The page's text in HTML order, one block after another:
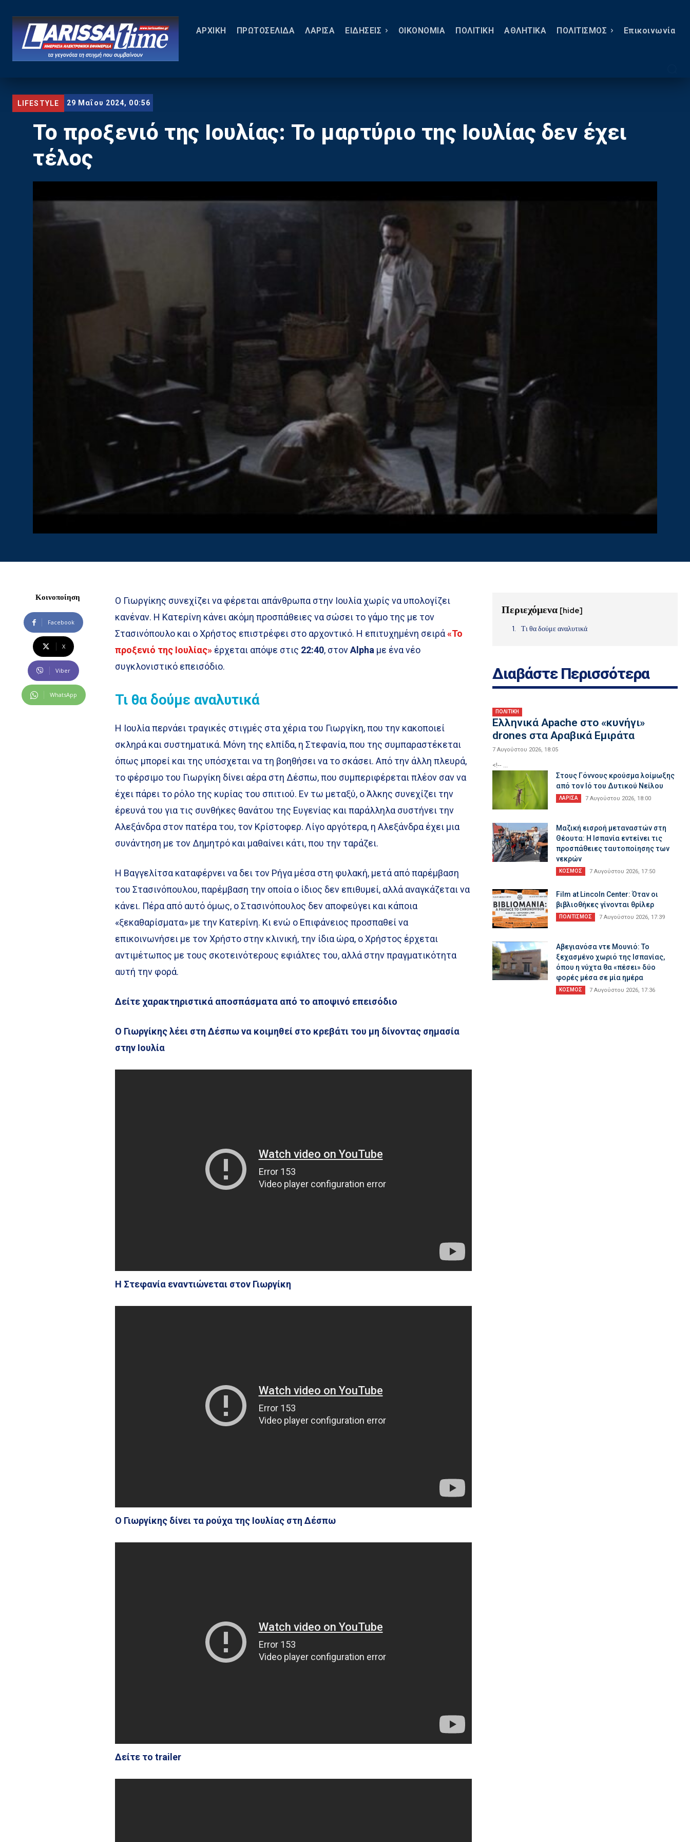
ΑΡΧΙΚΗ ΠΡΩΤΟΣΕΛΙΔΑ ΛΑΡΙΣΑ ΕΙΔΗΣΕΙΣ ΟΙΚΟΝΟΜΙΑ ΠΟΛΙΤΙΚΗ ΑΘΛΗΤΙΚΑ ΠΟΛΙΤΙΣΜΟΣ Eπικοινωνία
LIFESTYLE 29 Μαΐου 2024, 00:56
Το προξενιό της Ιουλίας: Το μαρτύριο της Ιουλίας δεν έχει
τέλος
Κοινοποίηση
Facebook
X
Viber
WhatsApp
Ο Γιωργίκης συνεχίζει να φέρεται απάνθρωπα στην Ιουλία χωρίς να υπολογίζει
κανέναν. Η Κατερίνη κάνει ακόμη προσπάθειες να σώσει το γάμο της με τον
Στασινόπουλο και ο Χρήστος επιστρέφει στο αρχοντικό. Η επιτυχημένη σειρά«Το
προξενιό της Ιουλίας» έρχεται απόψε στις 22:40, στονAlpha με ένα νέο
συγκλονιστικό επεισόδιο.
Τι θα δούμε αναλυτικά
Η Ιουλία περνάει τραγικές στιγμές στα χέρια του Γιωργίκη, που την κακοποιεί
σκληρά και συστηματικά. Μόνη της ελπίδα, η Στεφανία, που της συμπαραστέκεται
όπως μπορεί και της υπόσχεται να τη βοηθήσει να το σκάσει. Από την άλλη πλευρά,
το φέρσιμο του Γιωργίκη δίνει αέρα στη Δέσπω, που συμπεριφέρεται πλέον σαν να
έχει πάρει το ρόλο της κυρίας του σπιτιού. Εν τω μεταξύ, ο Άλκης συνεχίζει την
έρευνά του για τις συνθήκες θανάτου της Ευγενίας και παράλληλα συστήνει την
Αλεξάνδρα στον πατέρα του, τον Κρίστοφερ. Λίγο αργότερα, η Αλεξάνδρα έχει μια
συνάντηση με τον Δημητρό και μαθαίνει κάτι, που την ταράζει.
Η Βαγγελίτσα καταφέρνει να δει τον Ρήγα μέσα στη φυλακή, μετά από παρέμβαση
του Στασινόπουλου, παρέμβαση την οποία ο ίδιος δεν επιθυμεί, αλλά αναγκάζεται να
κάνει. Πέρα από αυτό όμως, ο Στασινόπουλος δεν αποφεύγει και κάποια
«ξεκαθαρίσματα» με την Κατερίνη. Κι ενώ ο Επιφάνειος προσπαθεί να
επικοινωνήσει με τον Χρήστο στην κλινική, την ίδια ώρα, ο Χρήστος έρχεται
αντιμέτωπος με τους σκοτεινότερους εφιάλτες του, αλλά στην πραγματικότητα
αυτή την φορά.
Δείτε χαρακτηριστικά αποσπάσματα από το αποψινό επεισόδιο
Ο Γιωργίκης λέει στη Δέσπω να κοιμηθεί στο κρεβάτι του μη δίνοντας σημασία
στην Ιουλία
Η Στεφανία εναντιώνεται στον Γιωργίκη
Ο Γιωργίκης δίνει τα ρούχα της Ιουλίας στη Δέσπω
Δείτε το trailer
Περιεχόμενα [hide]
Τι θα δούμε αναλυτικά
Διαβάστε Περισσότερα
ΠΟΛΙΤΙΚΗ
Ελληνικά Apache στο «κυνήγι»
drones στα Αραβικά Εμιράτα
7 Αυγούστου 2026, 18:05
<!-- ...
Στους Γόννους κρούσμα λοίμωξης
από τον Ιό του Δυτικού Νείλου
ΛΑΡΙΣΑ 7 Αυγούστου 2026, 18:00
Μαζική εισροή μεταναστών στη
Θέουτα: Η Ισπανία εντείνει τις
προσπάθειες ταυτοποίησης των
νεκρών
ΚΟΣΜΟΣ 7 Αυγούστου 2026, 17:50
Film at Lincoln Center: Όταν οι
βιβλιοθήκες γίνονται θρίλερ
ΠΟΛΙΤΙΣΜΟΣ 7 Αυγούστου 2026, 17:39
Αβεγιανόσα ντε Μουνιό: Το
ξεχασμένο χωριό της Ισπανίας,
όπου η νύχτα θα «πέσει» δύο
φορές μέσα σε μία ημέρα
ΚΟΣΜΟΣ 7 Αυγούστου 2026, 17:36